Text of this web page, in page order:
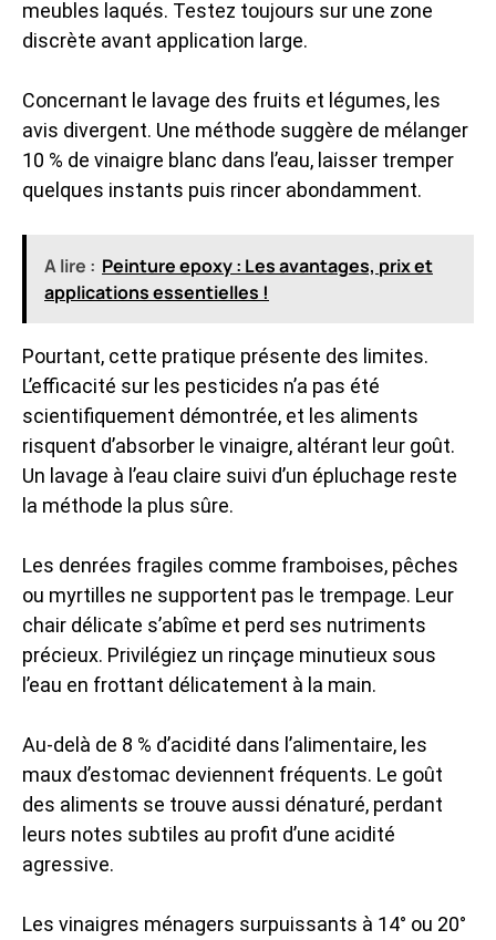
meubles laqués. Testez toujours sur une zone
discrète avant application large.
Concernant le lavage des fruits et légumes, les
avis divergent. Une méthode suggère de mélanger
10 % de vinaigre blanc dans l’eau, laisser tremper
quelques instants puis rincer abondamment.
A lire : Peinture epoxy : Les avantages, prix et
applications essentielles !
Pourtant, cette pratique présente des limites.
L’efficacité sur les pesticides n’a pas été
scientifiquement démontrée, et les aliments
risquent d’absorber le vinaigre, altérant leur goût.
Un lavage à l’eau claire suivi d’un épluchage reste
la méthode la plus sûre.
Les denrées fragiles comme framboises, pêches
ou myrtilles ne supportent pas le trempage. Leur
chair délicate s’abîme et perd ses nutriments
précieux. Privilégiez un rinçage minutieux sous
l’eau en frottant délicatement à la main.
Au-delà de 8 % d’acidité dans l’alimentaire, les
maux d’estomac deviennent fréquents. Le goût
des aliments se trouve aussi dénaturé, perdant
leurs notes subtiles au profit d’une acidité
agressive.
Les vinaigres ménagers surpuissants à 14° ou 20°